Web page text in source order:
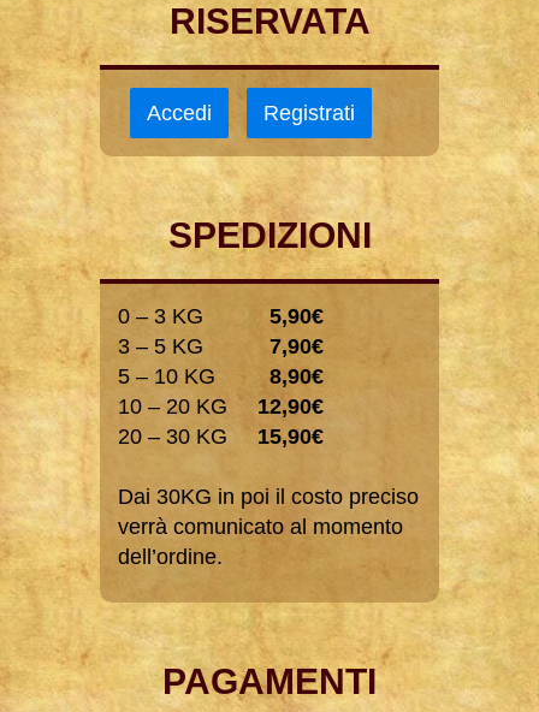
RISERVATA
Accedi Registrati
SPEDIZIONI
0 – 3 KG 5,90€
3 – 5 KG 7,90€
5 – 10 KG 8,90€
10 – 20 KG 12,90€
20 – 30 KG 15,90€
Dai 30KG in poi il costo preciso
verrà comunicato al momento
dell’ordine.
PAGAMENTI